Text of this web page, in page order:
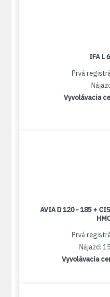
IFA L
Prvá
Vyvolávacia
AVIA D 120 - 185 +
Prvá
Nájazd:
Vyvolávacia